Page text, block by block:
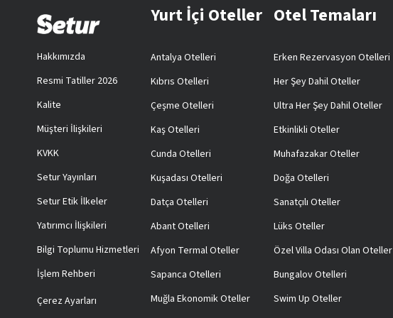
Hakkımızda
Resmi Tatiller 2026
Kalite
Müşteri İlişkileri
KVKK
Setur Yayınları
Setur Etik İlkeler
Yatırımcı İlişkileri
Bilgi Toplumu Hizmetleri
İşlem Rehberi
Çerez Ayarları
Yurt İçi Oteller
Antalya Otelleri
Kıbrıs Otelleri
Çeşme Otelleri
Kaş Otelleri
Cunda Otelleri
Kuşadası Otelleri
Datça Otelleri
Abant Otelleri
Afyon Termal Oteller
Sapanca Otelleri
Muğla Ekonomik Oteller
Otel Temaları
Erken Rezervasyon Otelleri
Her Şey Dahil Oteller
Ultra Her Şey Dahil Oteller
Etkinlikli Oteller
Muhafazakar Oteller
Doğa Otelleri
Sanatçılı Oteller
Lüks Oteller
Özel Villa Odası Olan Oteller
Bungalov Otelleri
Swim Up Oteller